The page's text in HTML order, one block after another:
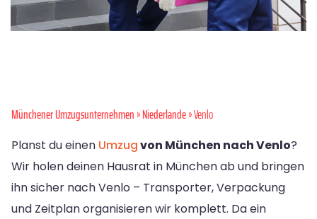
Münchener Umzugsunternehmen»Niederlande» Venlo
Planst du einen Umzugvon München nach Venlo?
Wir holen deinen Hausrat in München ab und bringen
ihn sicher nach Venlo – Transporter, Verpackung
und Zeitplan organisieren wir komplett. Da ein